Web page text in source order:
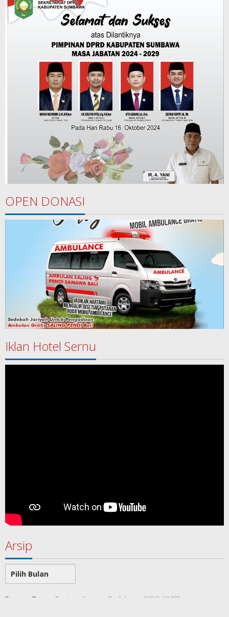
OPEN DONASI
Iklan Hotel Sernu
Arsip
Arsip
SamawaRea Tentang Kami Redaksi
DISCLAIMER